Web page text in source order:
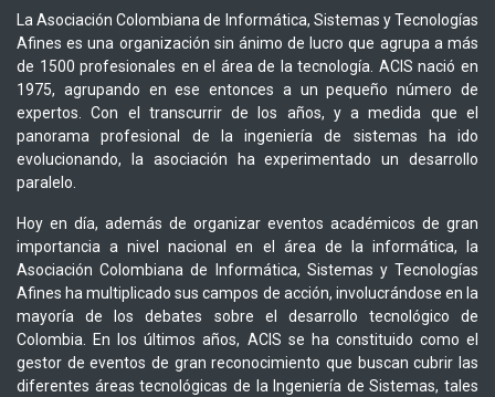
La Asociación Colombiana de Informática, Sistemas y Tecnologías
Afines es una organización sin ánimo de lucro que agrupa a más
de 1500 profesionales en el área de la tecnología. ACIS nació en
1975, agrupando en ese entonces a un pequeño número de
expertos. Con el transcurrir de los años, y a medida que el
panorama profesional de la ingeniería de sistemas ha ido
evolucionando, la asociación ha experimentado un desarrollo
paralelo.
Hoy en día, además de organizar eventos académicos de gran
importancia a nivel nacional en el área de la informática, la
Asociación Colombiana de Informática, Sistemas y Tecnologías
Afines ha multiplicado sus campos de acción, involucrándose en la
mayoría de los debates sobre el desarrollo tecnológico de
Colombia. En los últimos años, ACIS se ha constituido como el
gestor de eventos de gran reconocimiento que buscan cubrir las
diferentes áreas tecnológicas de la Ingeniería de Sistemas, tales